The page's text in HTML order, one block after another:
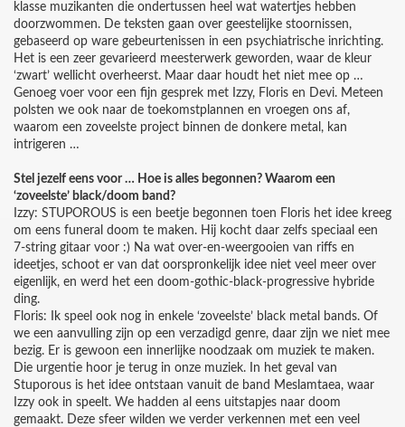
klasse muzikanten die ondertussen heel wat watertjes hebben
doorzwommen. De teksten gaan over geestelijke stoornissen,
gebaseerd op ware gebeurtenissen in een psychiatrische inrichting.
Het is een zeer gevarieerd meesterwerk geworden, waar de kleur
‘zwart’ wellicht overheerst. Maar daar houdt het niet mee op …
Genoeg voer voor een fijn gesprek met Izzy, Floris en Devi. Meteen
polsten we ook naar de toekomstplannen en vroegen ons af,
waarom een zoveelste project binnen de donkere metal, kan
intrigeren …
Stel jezelf eens voor … Hoe is alles begonnen? Waarom een
‘zoveelste’ black/doom band?
Izzy: STUPOROUS is een beetje begonnen toen Floris het idee kreeg
om eens funeral doom te maken. Hij kocht daar zelfs speciaal een
7-string gitaar voor :) Na wat over-en-weergooien van riffs en
ideetjes, schoot er van dat oorspronkelijk idee niet veel meer over
eigenlijk, en werd het een doom-gothic-black-progressive hybride
ding.
Floris: Ik speel ook nog in enkele ‘zoveelste’ black metal bands. Of
we een aanvulling zijn op een verzadigd genre, daar zijn we niet mee
bezig. Er is gewoon een innerlijke noodzaak om muziek te maken.
Die urgentie hoor je terug in onze muziek. In het geval van
Stuporous is het idee ontstaan vanuit de band Meslamtaea, waar
Izzy ook in speelt. We hadden al eens uitstapjes naar doom
gemaakt. Deze sfeer wilden we verder verkennen met een veel